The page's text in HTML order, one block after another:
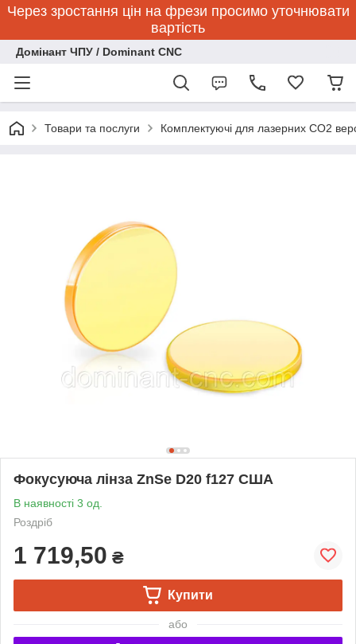
Через зростання цін на фрези просимо уточнювати
вартість
Домінант ЧПУ / Dominant CNC
Товари та послуги Комплектуючі для лазерних CO2
Фокусуюча лінза ZnSe D20 f127 США
В наявності 3 од.
Роздріб
1 719,50 ₴
Купити
або